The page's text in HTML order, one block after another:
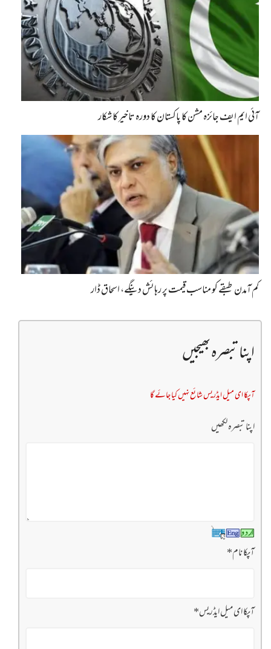
آئی ایم ایف جائزہ مشن کا پاکستان کا دورہ تاخیر کا شکار
کم آمدن طبقے کو مناسب قیمت پر رہائش دینگے، اسحاق ڈار
اپنا تبصرہ بھیجیں
آپکا ای میل ایڈریس شائع نہیں کیا جائے گا
اپنا تبصرہ لکھیں
آپکا نام*
آپکا ای میل ایڈریس*